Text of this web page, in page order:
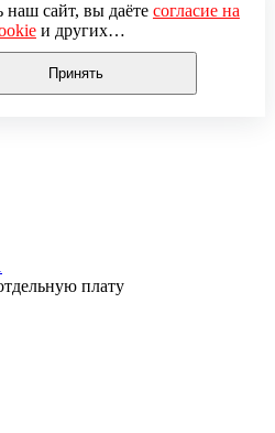
плату
наш сайт, вы даёте согласие на
и других
(включая IP-адрес, сведения о
на сайте и т. п.)
проведения
(например,
с нашей
ваши данные обрабатывались,
или покиньте сайт.
Принять